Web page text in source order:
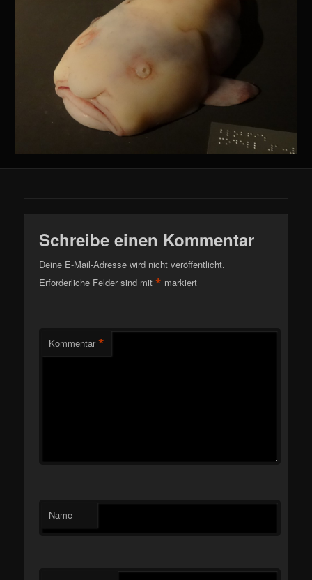
Schreibe einen Kommentar
Deine E-Mail-Adresse wird nicht veröffentlicht.
Erforderliche Felder sind mit* markiert
Kommentar *
Name